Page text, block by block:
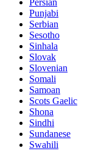
Persian
Punjabi
Serbian
Sesotho
Sinhala
Slovak
Slovenian
Somali
Samoan
Scots Gaelic
Shona
Sindhi
Sundanese
Swahili